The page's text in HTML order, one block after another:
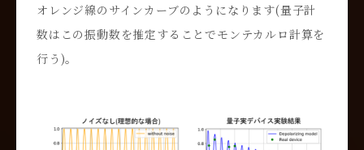
オレンジ線のサインカーブのようになります(量子計
数はこの振動数を推定することでモンテカルロ計算を
行う)。